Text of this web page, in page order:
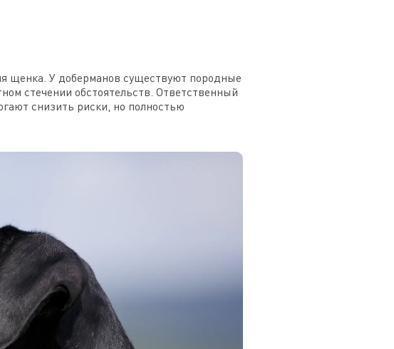
щенка. У доберманов существуют породные
стечении обстоятельств. Ответственный
снизить риски, но полностью